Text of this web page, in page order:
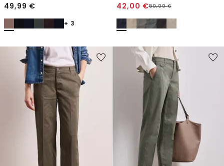
49,99 €
+ 3
42,00 €59,99€